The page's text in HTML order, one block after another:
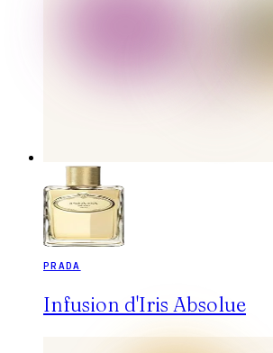
PRADA
Infusion d'Iris Absolue